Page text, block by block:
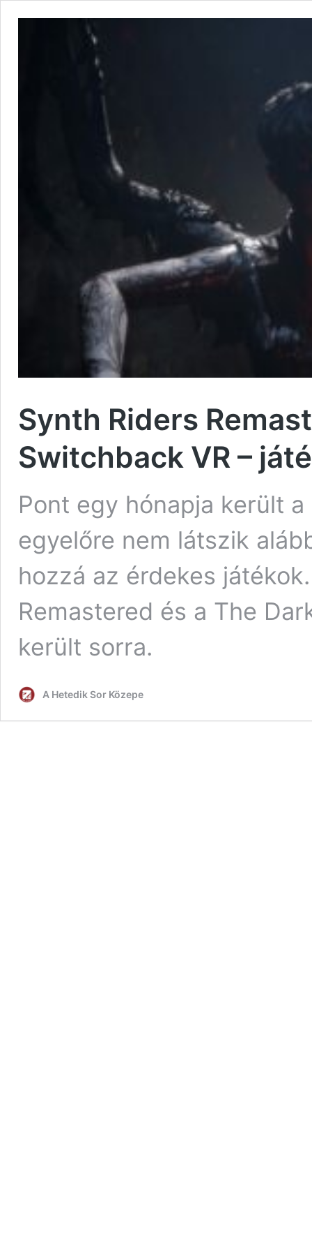
Synth Riders
Switchback VR –
Pont egy hónapja került
egyelőre nem látszik
hozzá az érdekes
Remastered és a The
került sorra.
A Hetedik Sor Közepe